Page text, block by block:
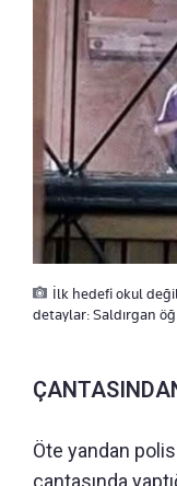
İlk hedefi okul
detaylar: Saldırgan
Öte yandan
çantasında